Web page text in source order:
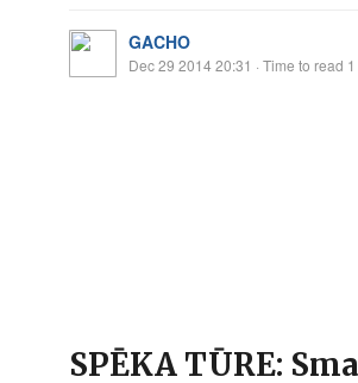
GACHO
Dec 29 2014 20:31 · Time to read
SPĒKA TŪRE: